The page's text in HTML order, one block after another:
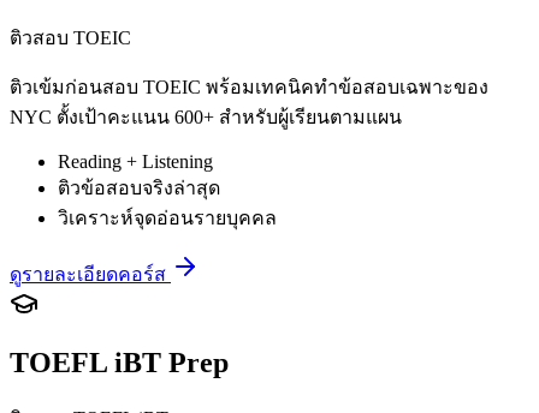
ติวสอบ TOEIC
ติวเข้มก่อนสอบ TOEIC พร้อมเทคนิคทำข้อสอบเฉพาะของ
NYC ตั้งเป้าคะแนน 600+ สำหรับผู้เรียนตามแผน
Reading + Listening
ติวข้อสอบจริงล่าสุด
วิเคราะห์จุดอ่อนรายบุคคล
ดูรายละเอียดคอร์ส
TOEFL iBT Prep